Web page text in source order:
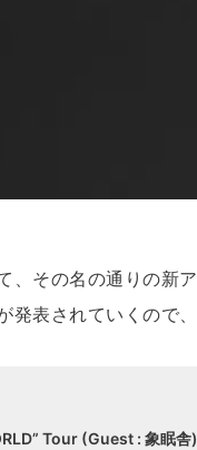
、その名の通りの新
発表されていくので、
Tour (Guest : 象眠舎)